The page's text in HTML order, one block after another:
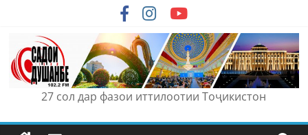
content
27 сол дар фазои иттилоотии Тоҷикистон